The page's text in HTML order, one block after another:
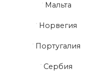
Мальта
Норвегия
Португалия
Сербия